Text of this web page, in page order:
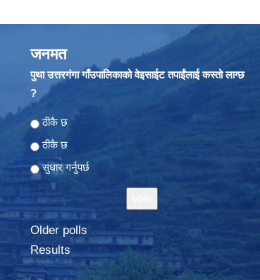
जनमत
पुथा उत्तरगंगा गाँउपालिकाको वेइसाईट तपाईंलाई कस्तो लाग्छ
?
Choices
ठीकै छ
ठीकै छ
सुधार गर्नुपर्छ
Older polls
Results